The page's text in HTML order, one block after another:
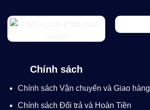
Chính sách
Chính sách Vận chuyển và Giao hàng
Chính sách Đổi trả và Hoàn Tiền